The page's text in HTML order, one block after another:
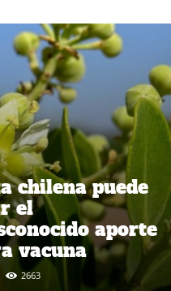
chilena puede
el
aporte
vacuna
2663